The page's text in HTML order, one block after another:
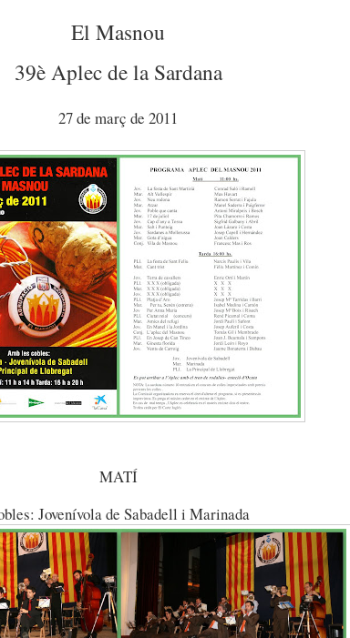
El Masnou
39è Aplec de la Sardana
27 de març de 2011
MATÍ
Jovenívola de Sabadell i Marinada